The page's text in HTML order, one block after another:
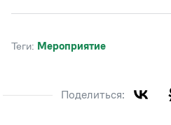
Теги: мероприятие
Поделиться: